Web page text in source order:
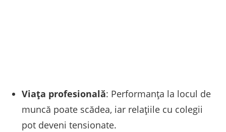
Viața profesională: Performanța la locul de
muncă poate scădea, iar relațiile cu colegii
pot deveni tensionate.